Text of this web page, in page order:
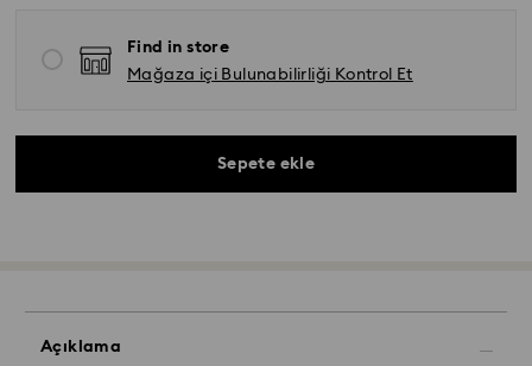
Find in store
Mağaza içi Bulunabilirliği Kontrol Et
Sepete ekle
Açıklama